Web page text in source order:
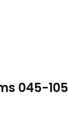
045-105